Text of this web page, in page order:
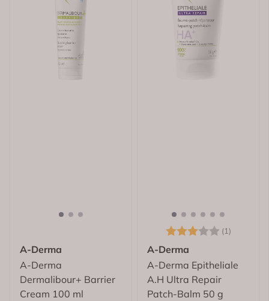
A-Derma
A-Derma
Dermalibour+ Barrier
Cream 100 ml
Karakter: (1)
A-Derma
A-Derma Epitheliale
A.H Ultra Repair
Patch-Balm 50 g